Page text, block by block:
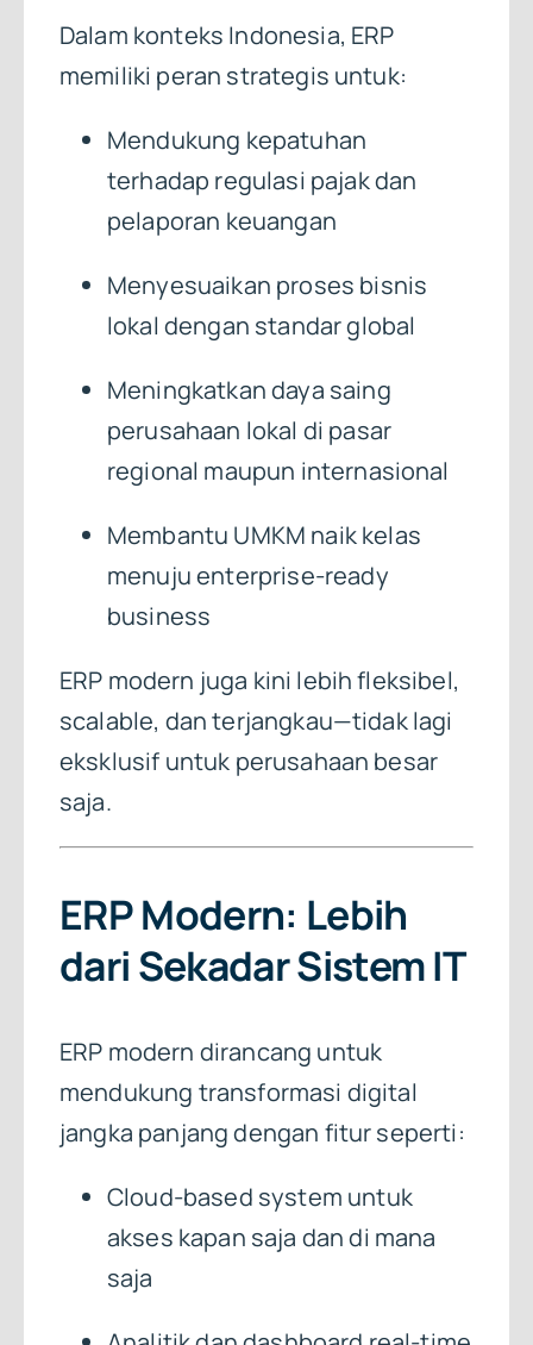
Dalam konteks Indonesia, ERP
memiliki peran strategis untuk:
Mendukung kepatuhan
terhadap regulasi pajak dan
pelaporan keuangan
Menyesuaikan proses bisnis
lokal dengan standar global
Meningkatkan daya saing
perusahaan lokal di pasar
regional maupun internasional
Membantu UMKM naik kelas
menuju enterprise-ready
business
ERP modern juga kini lebih fleksibel,
scalable, dan terjangkau—tidak lagi
eksklusif untuk perusahaan besar
saja.
ERP Modern: Lebih
dari Sekadar Sistem IT
ERP modern dirancang untuk
mendukung transformasi digital
jangka panjang dengan fitur seperti:
Cloud-based system untuk
akses kapan saja dan di mana
saja